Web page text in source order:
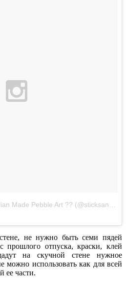
Фото опубликовано Canadian Made Pebble Art ?? (@sticksandstonesart)
не нужно быть семи пядей
прошлого отпуска, краски, клей
на скучной стене нужное
можно использовать как для всей
ее части.